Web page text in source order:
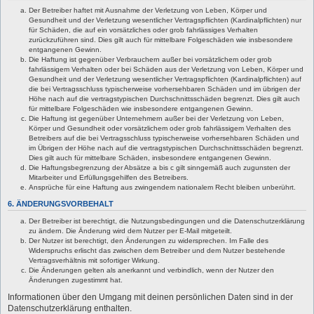
Der Betreiber haftet mit Ausnahme der Verletzung von Leben, Körper und
Gesundheit und der Verletzung wesentlicher Vertragspflichten (Kardinalpflichten) nur
für Schäden, die auf ein vorsätzliches oder grob fahrlässiges Verhalten
zurückzuführen sind. Dies gilt auch für mittelbare Folgeschäden wie insbesondere
entgangenen Gewinn.
Die Haftung ist gegenüber Verbrauchern außer bei vorsätzlichem oder grob
fahrlässigem Verhalten oder bei Schäden aus der Verletzung von Leben, Körper und
Gesundheit und der Verletzung wesentlicher Vertragspflichten (Kardinalpflichten) auf
die bei Vertragsschluss typischerweise vorhersehbaren Schäden und im übrigen der
Höhe nach auf die vertragstypischen Durchschnittsschäden begrenzt. Dies gilt auch
für mittelbare Folgeschäden wie insbesondere entgangenen Gewinn.
Die Haftung ist gegenüber Unternehmern außer bei der Verletzung von Leben,
Körper und Gesundheit oder vorsätzlichem oder grob fahrlässigem Verhalten des
Betreibers auf die bei Vertragsschluss typischerweise vorhersehbaren Schäden und
im Übrigen der Höhe nach auf die vertragstypischen Durchschnittsschäden begrenzt.
Dies gilt auch für mittelbare Schäden, insbesondere entgangenen Gewinn.
Die Haftungsbegrenzung der Absätze a bis c gilt sinngemäß auch zugunsten der
Mitarbeiter und Erfüllungsgehilfen des Betreibers.
Ansprüche für eine Haftung aus zwingendem nationalem Recht bleiben unberührt.
6. ÄNDERUNGSVORBEHALT
Der Betreiber ist berechtigt, die Nutzungsbedingungen und die Datenschutzerklärung
zu ändern. Die Änderung wird dem Nutzer per E-Mail mitgeteilt.
Der Nutzer ist berechtigt, den Änderungen zu widersprechen. Im Falle des
Widerspruchs erlischt das zwischen dem Betreiber und dem Nutzer bestehende
Vertragsverhältnis mit sofortiger Wirkung.
Die Änderungen gelten als anerkannt und verbindlich, wenn der Nutzer den
Änderungen zugestimmt hat.
Informationen über den Umgang mit deinen persönlichen Daten sind in der
Datenschutzerklärung enthalten.